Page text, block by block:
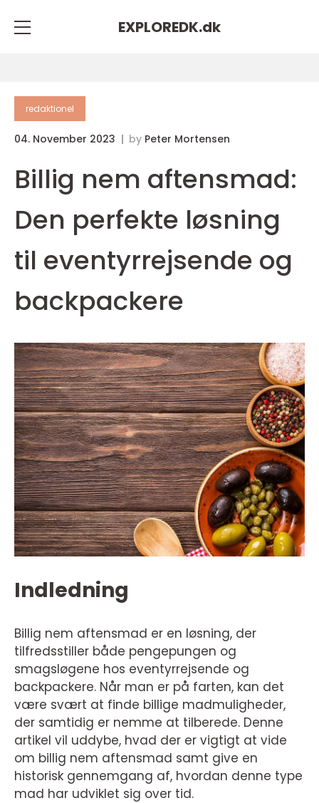
EXPLOREDK.dk
redaktionel
04. November 2023 by Peter Mortensen
Billig nem aftensmad:
Den perfekte løsning
til eventyrrejsende og
backpackere
Indledning
Billig nem aftensmad er en løsning, der
tilfredsstiller både pengepungen og
smagsløgene hos eventyrrejsende og
backpackere. Når man er på farten, kan det
være svært at finde billige madmuligheder,
der samtidig er nemme at tilberede. Denne
artikel vil uddybe, hvad der er vigtigt at vide
om billig nem aftensmad samt give en
historisk gennemgang af, hvordan denne type
mad har udviklet sig over tid.